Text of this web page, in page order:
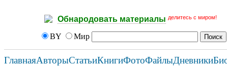
Обнародовать материалы делитесь с миром!
BY Мир
ГлавнаяАвторыСтатьиКнигиФотоФайлыДневники